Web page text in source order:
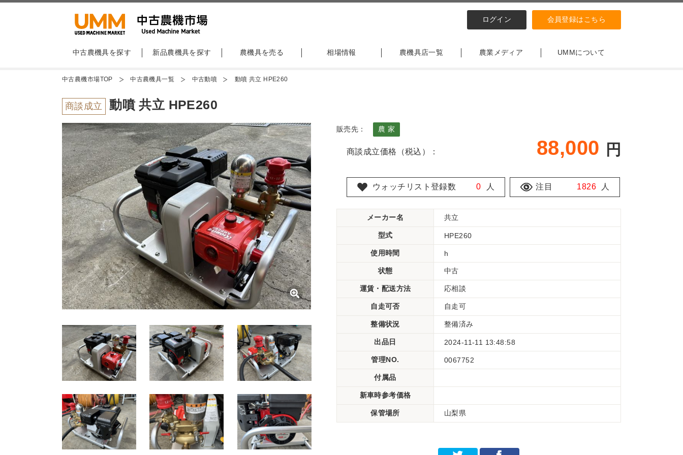
ログイン 会員登録はこちら
中古農機具を探す 新品農機具を探す 農機具を売る 相場情報 農機具店一覧 農業メディア UMMについて
中古農機市場TOP 中古農機具一覧 中古動噴 動噴 共立 HPE260
商談成立 動噴 共立 HPE260
販売先： 農 家
商談成立価格（税込）： 88,000 円
ウォッチリスト登録数 0 人 注目 1826 人
メーカー名 共立
型式 HPE260
使用時間 h
状態 中古
運賃・配送方法 応相談
自走可否 自走可
整備状況 整備済み
出品日 2024-11-11 13:48:58
管理NO. 0067752
付属品
新車時参考価格
保管場所 山梨県